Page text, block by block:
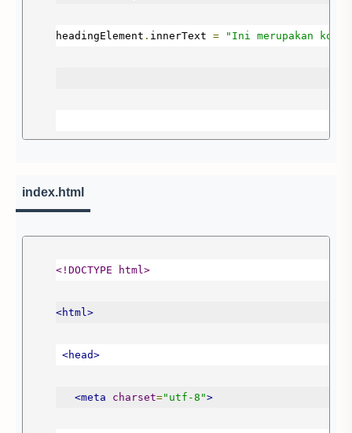
headingElement . innerText = "Ini merupakan
index.html
<!DOCTYPE html>
<html>
<head>
<meta charset="utf-8">